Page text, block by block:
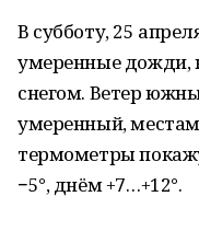
В субботу, 25
умеренные дожди,
снегом. Ветер
умеренный,
термометры
−5°, днём +7…+12°.